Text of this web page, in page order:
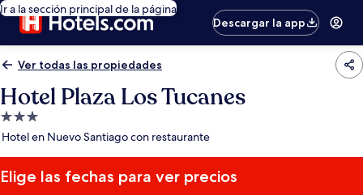
Ir a la sección principal de la página
Descargar la app
Ver todas las propiedades
Hotel Plaza Los Tucanes
Propiedad
de
estrellas
Hotel en Nuevo Santiago con restaurante
Elige las fechas para ver precios